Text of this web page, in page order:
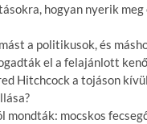
hogyan nyerik
a politikusok, és
el a felajánlott
Hitchcock a tojáson
mocskos